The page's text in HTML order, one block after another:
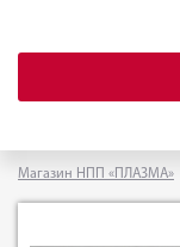
Магазин НПП «ПЛАЗМА»